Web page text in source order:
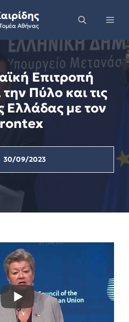
Αθήνας
Επιτροπή
Πύλο και τις
Ελλάδας με τον
30/09/2023